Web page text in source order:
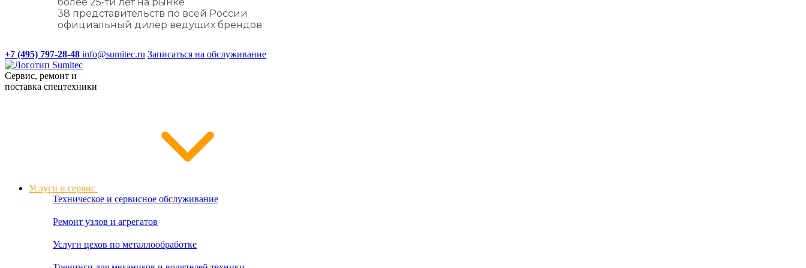
38 представительств по всей России
официальный дилер ведущих брендов
+7 (495) 797-28-48 info@sumitec.ru Записаться на обслуживание
Сервис, ремонт и
поставка спецтехники
Услуги и сервис
Техническое и сервисное обслуживание
Ремонт узлов и агрегатов
Услуги цехов по металлообработке